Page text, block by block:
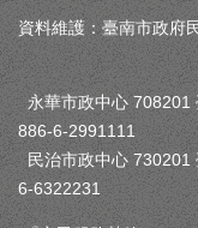
資料維護：臺南市政府
永華市政中心 708201
886-6-2991111
民治市政中心
6-6322231